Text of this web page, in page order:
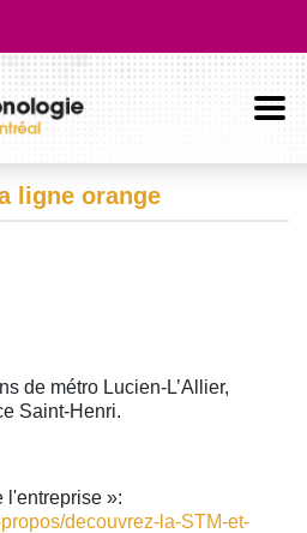
principal
ligne orange
de métro Lucien-L’Allier,
Saint-Henri.
l'entreprise »:
decouvrez-la-STM-et-